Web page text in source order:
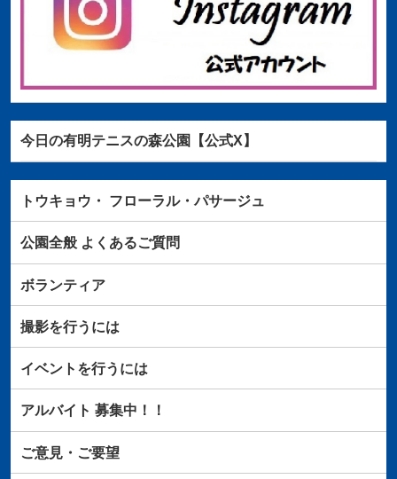
今日の有明テニスの森公園【公式X】
トウキョウ・ フローラル・パサージュ
公園全般よくあるご質問
ボランティア
撮影を行うには
イベントを行うには
アルバイト 募集中！！
ご意見・ご要望